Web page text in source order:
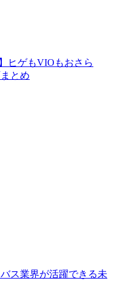
ヒゲもVIOもおさら
とめ
ス業界が活躍できる未